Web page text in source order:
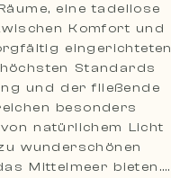
eine tadellose
Komfort und
eingerichteten
Standards
und der fließende
besonders
natürlichem Licht
wunderschönen
Mittelmeer bieten.